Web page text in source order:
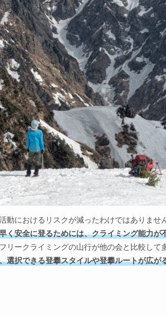
動におけるリスクが減ったわけではありませ
く安全に登るためには、クライミング能力が
リークライミングの山行が他の会と比較して
選択できる登攀スタイルや登攀ルートが広が